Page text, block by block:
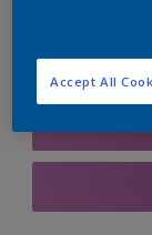
Accept All